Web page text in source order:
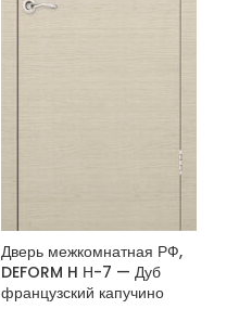
Дверь межкомнатная РФ,
DEFORM H Н-7 — Дуб
французский капучино